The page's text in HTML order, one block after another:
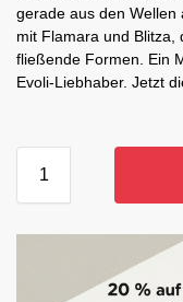
gerade aus den Wellen
mit Flamara und Blitza,
fließende Formen. Ein
Evoli-Liebhaber. Jetzt